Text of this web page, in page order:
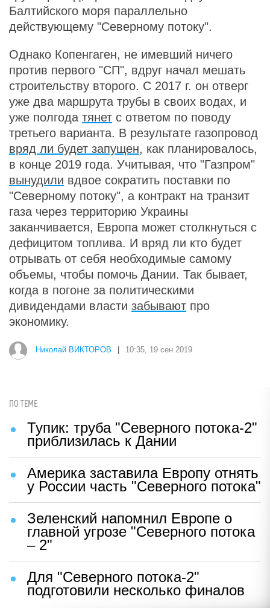
Балтийского моря параллельно
действующему "Северному потоку".
Однако Копенгаген, не имевший ничего
против первого "СП", вдруг начал мешать
строительству второго. С 2017 г. он отверг
уже два маршрута трубы в своих водах, и
уже полгода тянет с ответом по поводу
третьего варианта. В результате газопровод
вряд ли будет запущен, как планировалось,
в конце 2019 года. Учитывая, что "Газпром"
вынудили вдвое сократить поставки по
"Северному потоку", а контракт на транзит
газа через территорию Украины
заканчивается, Европа может столкнуться с
дефицитом топлива. И вряд ли кто будет
отрывать от себя необходимые самому
объемы, чтобы помочь Дании. Так бывает,
когда в погоне за политическими
дивидендами власти забывают про
экономику.
Николай ВИКТОРОВ 10:35, 19 сен 2019
ПО ТЕМЕ
Тупик: труба "Северного потока-2"
приблизилась к Дании
Америка заставила Европу отнять
у России часть "Северного потока"
Зеленский напомнил Европе о
главной угрозе "Северного потока
– 2"
Для "Северного потока-2"
подготовили несколько финалов